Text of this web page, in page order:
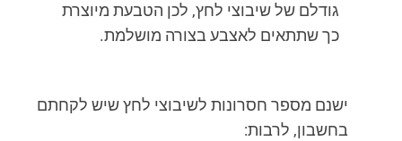
גודלם של שיבוצי לחץ, לכן הטבעת מיוצרת
כך שתתאים לאצבע בצורה מושלמת.
ישנם מספר חסרונות לשיבוצי לחץ שיש לקחתם
בחשבון, לרבות: